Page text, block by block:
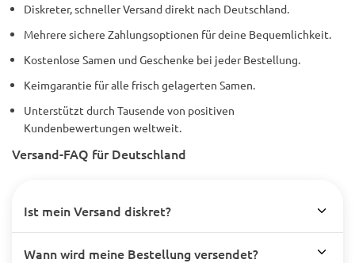
Diskreter, schneller Versand direkt nach Deutschland.
Mehrere sichere Zahlungsoptionen für deine Bequemlichkeit.
Kostenlose Samen und Geschenke bei jeder Bestellung.
Keimgarantie für alle frisch gelagerten Samen.
Unterstützt durch Tausende von positiven
Kundenbewertungen weltweit.
Versand-FAQ für Deutschland
Ist mein Versand diskret?
Wann wird meine Bestellung versendet?